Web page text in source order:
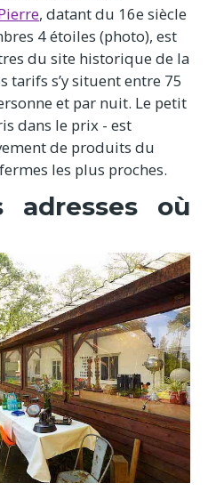
, datant du 16e siècle
4 étoiles (photo), est
du site historique de la
tarifs s’y situent entre 75
et par nuit. Le petit
dans le prix - est
de produits du
les plus proches.
adresses où